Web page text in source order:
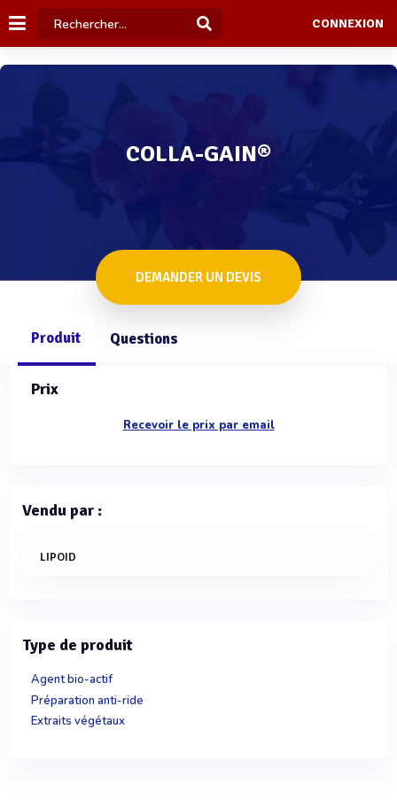
CONNEXION
COLLA-GAIN®
DEMANDER UN DEVIS
Produit Questions
Prix
Recevoir le prix par email
Vendu par :
LIPOID
Type de produit
Agent bio-actif
Préparation anti-ride
Extraits végétaux